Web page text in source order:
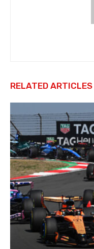
RELATED ARTICLES